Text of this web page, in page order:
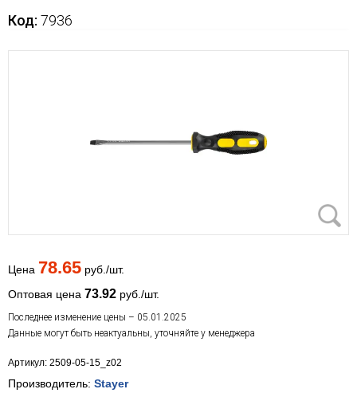
Код: 7936
Цена 78.65 руб./шт.
Оптовая цена 73.92 руб./шт.
Последнее изменение цены – 05.01.2025
Данные могут быть неактуальны, уточняйте у менеджера
Артикул: 2509-05-15_z02
Производитель: Stayer